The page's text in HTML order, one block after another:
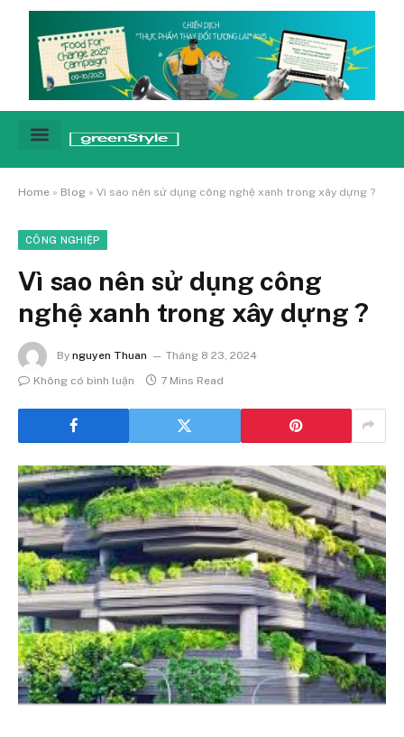
Home » Blog » Vì sao nên sử dụng công nghệ xanh trong xây dựng ?
CÔNG NGHIỆP
Vì sao nên sử dụng công
nghệ xanh trong xây dựng ?
By nguyen Thuan
Tháng 8 23, 2024
Không có bình luận
7 Mins Read